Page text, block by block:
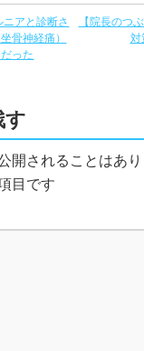
ニアと診断さ
骨神経痛）
った
【院長のつ
対
す
開されることはあり
目です